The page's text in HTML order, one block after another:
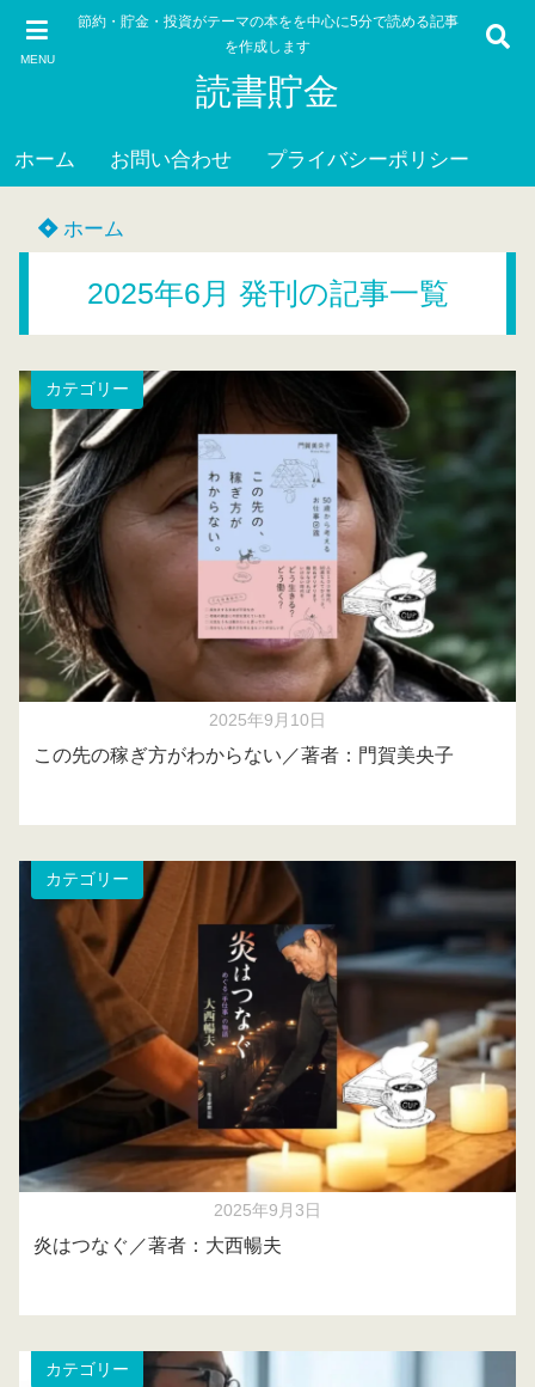
MENU
節約・貯金・投資がテーマの本をを中心に5分で読める記事
を作成します
読書貯金
ホーム お問い合わせ プライバシーポリシー
ホーム
2025年6月 発刊の記事一覧
カテゴリー
2025年9月10日
この先の稼ぎ方がわからない／著者：門賀美央子
カテゴリー
2025年9月3日
炎はつなぐ／著者：大西暢夫
カテゴリー